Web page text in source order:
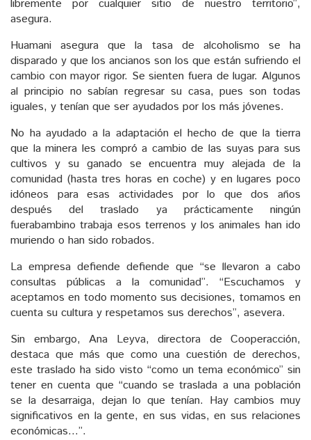
libremente por cualquier sitio de nuestro territorio”,
asegura.
Huamani asegura que la tasa de alcoholismo se ha
disparado y que los ancianos son los que están sufriendo el
cambio con mayor rigor. Se sienten fuera de lugar. Algunos
al principio no sabían regresar su casa, pues son todas
iguales, y tenían que ser ayudados por los más jóvenes.
No ha ayudado a la adaptación el hecho de que la tierra
que la minera les compró a cambio de las suyas para sus
cultivos y su ganado se encuentra muy alejada de la
comunidad (hasta tres horas en coche) y en lugares poco
idóneos para esas actividades por lo que dos años
después del traslado ya prácticamente ningún
fuerabambino trabaja esos terrenos y los animales han ido
muriendo o han sido robados.
La empresa defiende defiende que “se llevaron a cabo
consultas públicas a la comunidad”. “Escuchamos y
aceptamos en todo momento sus decisiones, tomamos en
cuenta su cultura y respetamos sus derechos”, asevera.
Sin embargo, Ana Leyva, directora de Cooperacción,
destaca que más que como una cuestión de derechos,
este traslado ha sido visto “como un tema económico” sin
tener en cuenta que “cuando se traslada a una población
se la desarraiga, dejan lo que tenían. Hay cambios muy
significativos en la gente, en sus vidas, en sus relaciones
económicas…”.